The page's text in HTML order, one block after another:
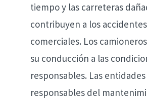
tiempo y las carreteras
contribuyen a los
comerciales. Los
su conducción a las
responsables. Las
responsables del